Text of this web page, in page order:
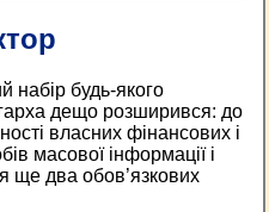
набір будь-якого
дещо розширився: до
власних фінансових і
масової інформації і
ще два обов’язкових